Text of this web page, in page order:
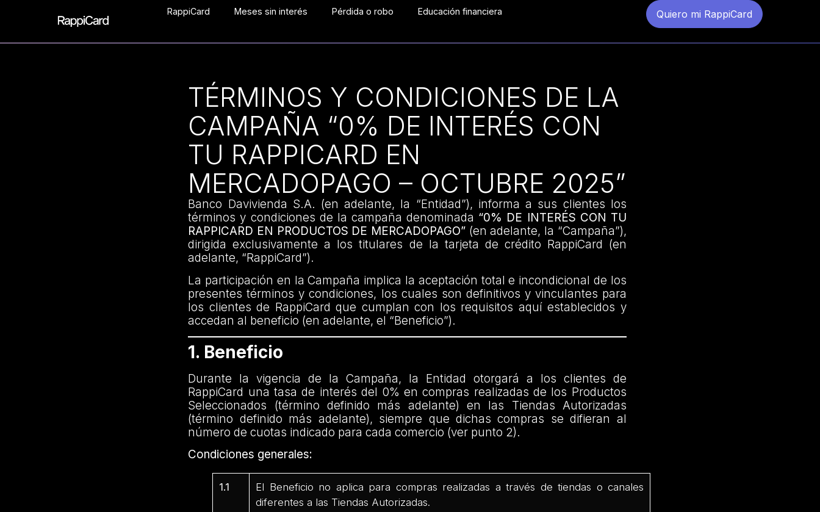
RappiCard Meses sin interés Pérdida o robo Educación financiera Quiero mi RappiCard
TÉRMINOS Y CONDICIONES DE LA
CAMPAÑA “0% DE INTERÉS CON
TU RAPPICARD EN
MERCADOPAGO – OCTUBRE 2025”
Banco Davivienda S.A. (en adelante, la “Entidad”), informa a sus clientes los
términos y condiciones de la campaña denominada “0% DE INTERÉS CON TU
RAPPICARD EN PRODUCTOS DE MERCADOPAGO” (en adelante, la “Campaña”),
dirigida exclusivamente a los titulares de la tarjeta de crédito RappiCard (en
adelante, “RappiCard”).
La participación en la Campaña implica la aceptación total e incondicional de los
presentes términos y condiciones, los cuales son definitivos y vinculantes para
los clientes de RappiCard que cumplan con los requisitos aquí establecidos y
accedan al beneficio (en adelante, el “Beneficio”).
1. Beneficio
Durante la vigencia de la Campaña, la Entidad otorgará a los clientes de
RappiCard una tasa de interés del 0% en compras realizadas de los Productos
Seleccionados (término definido más adelante) en las Tiendas Autorizadas
(término definido más adelante), siempre que dichas compras se difieran al
número de cuotas indicado para cada comercio (ver punto 2).
Condiciones generales:
1.1
El Beneficio no aplica para compras realizadas a través de tiendas o canales
diferentes a las Tiendas Autorizadas.